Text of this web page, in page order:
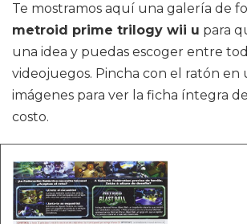
Te mostramos aquí una galería de
metroid prime trilogy wii u para
una idea y puedas escoger entre
videojuegos. Pincha con el ratón en
imágenes para ver la ficha íntegra
costo.